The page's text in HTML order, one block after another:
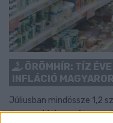
ÖRÖMHÍR: TÍZ
INFLÁCIÓ
Júliusban mindössze 1,2
összevetésben a